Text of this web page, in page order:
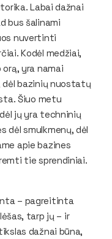
Labai dažnai
bus šalinami
nuvertinti
Kodėl medžiai,
yra namai
dėl bazinių nuostatų
Šiuo metu
jų yra techninių
dėl smulkmenų, dėl
apie bazines
tie sprendiniai.
– pagreitinta
tarp jų – ir
dažnai būna,